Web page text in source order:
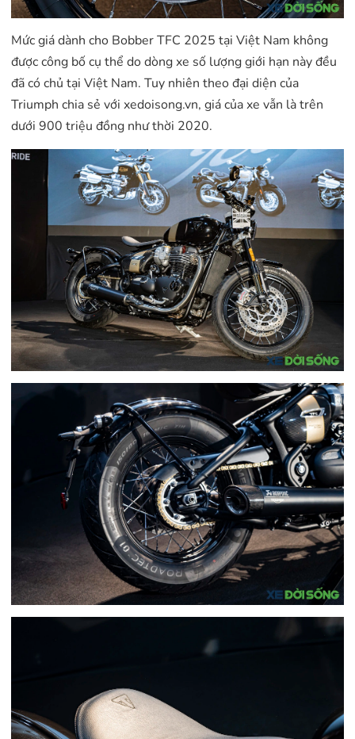
Mức giá dành cho Bobber TFC 2025 tại Việt Nam không
được công bố cụ thể do dòng xe số lượng giới hạn này đều
đã có chủ tại Việt Nam. Tuy nhiên theo đại diện của
Triumph chia sẻ với xedoisong.vn, giá của xe vẫn là trên
dưới 900 triệu đồng như thời 2020.